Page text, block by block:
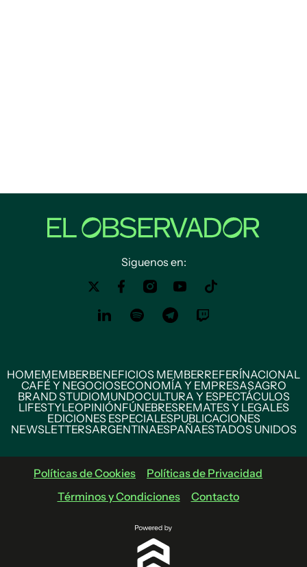
Siguenos en:
HOMEMEMBERBENEFICIOS MEMBERREFERÍNACIONAL
CAFÉ Y NEGOCIOSECONOMÍA Y EMPRESASAGRO
BRAND STUDIOMUNDOCULTURA Y ESPECTÁCULOS
LIFESTYLEOPINIÓNFÚNEBRESREMATES Y LEGALES
EDICIONES ESPECIALESPUBLICACIONES
NEWSLETTERSARGENTINAESPAÑAESTADOS UNIDOS
Políticas de Cookies
Políticas de Privacidad
Términos y Condiciones
Contacto